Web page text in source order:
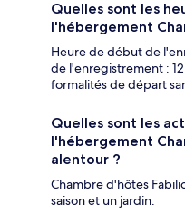
Quelles sont les
l'hébergement
Heure de début de
de l'enregistrement :
formalités de départ
Quelles sont les
l'hébergement
alentour ?
Chambre d'hôtes
saison et un jardin.